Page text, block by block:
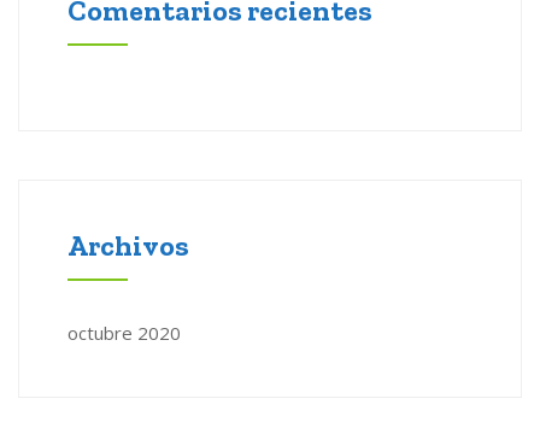
Comentarios recientes
Archivos
octubre 2020